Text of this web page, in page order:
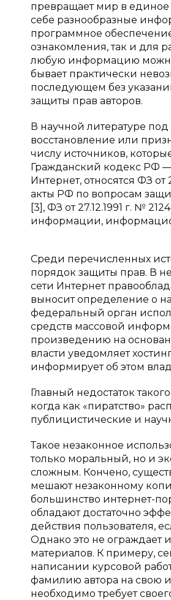
превращает мир в
себе разнообразные
программное
ознакомления, так и для
любую информацию можно
бывает практически
последующем без
защиты прав авторов.
В научной литературе
восстановление или
числу источников,
Гражданский кодекс РФ —
Интернет, относятся ФЗ
акты РФ по вопросам
[3], ФЗ от 27.12.1991 г. №
информации,
Среди перечисленных
порядок защиты прав. В
сети Интернет
выносит определение о
федеральный орган
средств массовой
произведению на
власти уведомляет
информирует об этом
Главный недостаток
когда как «пиратство»
публицистические и
Такое незаконное
только моральный, но и
сложным. Кончено,
мешают незаконному
большинство интернет-
обладают достаточно
действия пользователя,
Однако это не ограждает
материалов. К примеру,
написании курсовой
фамилию автора на свою
необходимо требует